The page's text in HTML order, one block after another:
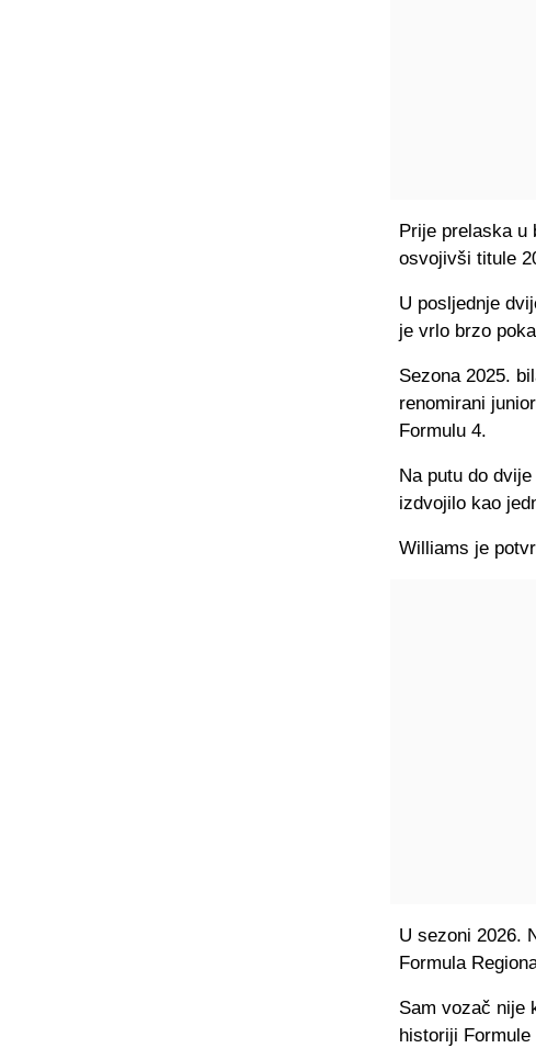
Prije prelaska u
osvojivši titule
U posljednje
je vrlo brzo
Sezona 2025.
renomirani
Formulu 4.
Na putu do
izdvojilo kao
Williams je
U sezoni 2026.
Formula
Sam vozač nije
historiji Formule